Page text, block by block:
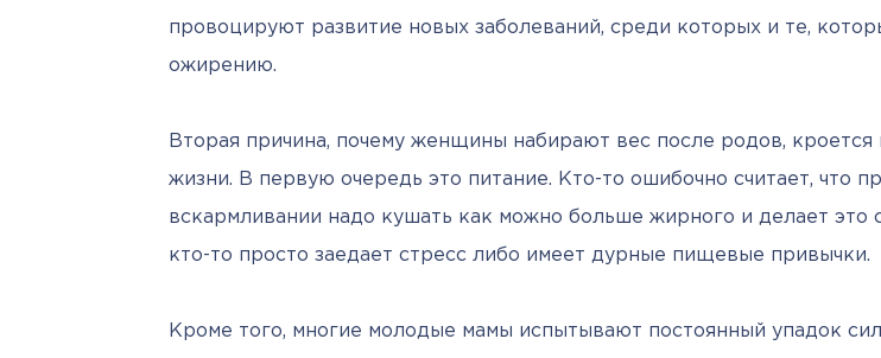
провоцируют развитие новых заболеваний, среди которых и те,
ожирению.
Вторая причина, почему женщины набирают вес после родов, кроется
жизни. В первую очередь это питание. Кто-то ошибочно считает, что
вскармливании надо кушать как можно больше жирного и делает это
кто-то просто заедает стресс либо имеет дурные пищевые привычки.
Кроме того, многие молодые мамы испытывают постоянный упадок